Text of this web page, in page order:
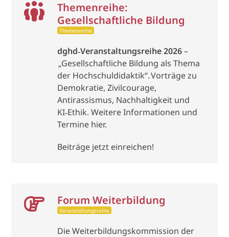
Themenreihe:
Gesellschaftliche Bildung
Themenreihe
dghd‑Veranstaltungsreihe 2026–
„Gesellschaftliche Bildung als Thema
der Hochschuldidaktik“. Vorträge zu
Demokratie, Zivilcourage,
Antirassismus, Nachhaltigkeit und
KI‑Ethik. Weitere Informationen und
Termine hier.
Beiträge jetzt einreichen!
Forum Weiterbildung
Veranstaltungsreihe
Die Weiterbildungskommission der